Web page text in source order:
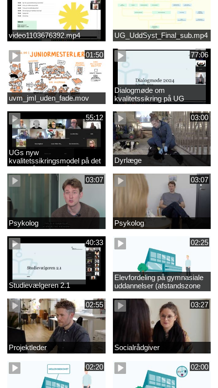
video1103676392.mp4 UG_UddSyst_Final_sub.mp4
01:50
uvm_jml_uden_fade.mov
77:06
Dialogmøde om
kvalitetssikring på UG
55:12
UGs nyw
kvalitetssikringsmodel på det
videregående område
03:00
Dyrlæge
03:07
Psykolog
03:07
Psykolog
40:33
Studievælgeren 2.1
02:25
Elevfordeling på gymnasiale
uddannelser (afstandszone
redigeret)
02:55
Projektleder
03:27
Socialrådgiver
02:20 02:00